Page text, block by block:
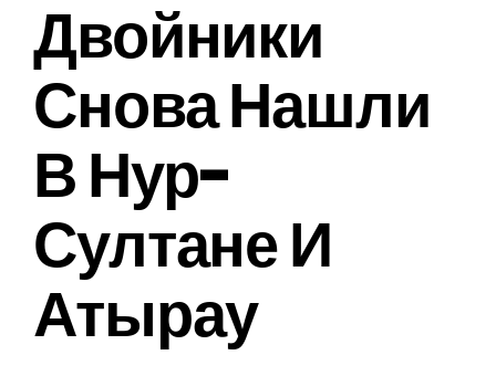
Двойники
Снова Нашли
В Нур-
Султане И
Атырау